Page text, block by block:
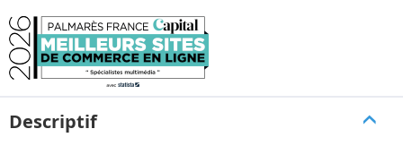
Descriptif